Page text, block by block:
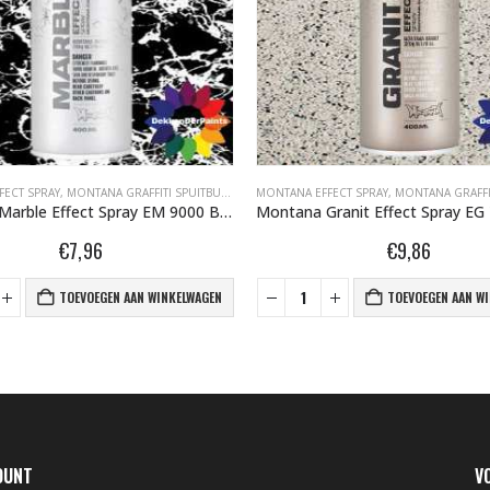
GRAFFITI SPUITBUSSEN
SPRAY, MONTANA GRAFFITI SPUITBUSSEN MONTANA MARBLE EFFECT SPRAY 400ML
Montana Marble Effect Spray EM 9000 Black 400 ml 415357
€7,96
TOEVOEGEN AAN WINKELWAGEN
MONTANA EFFECT SPRAY, MONTANA GRAFFITI
€9,86
TOEVOEGEN AAN